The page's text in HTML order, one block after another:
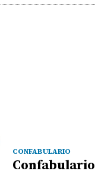
CONFABULARIO
Confabulario